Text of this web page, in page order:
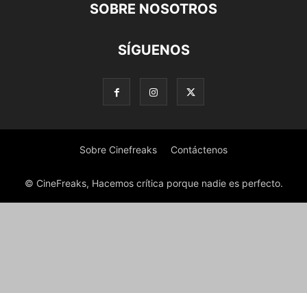
SOBRE NOSOTROS
SÍGUENOS
Sobre Cinefreaks Contáctenos
© CineFreaks, Hacemos crítica porque nadie es perfecto.